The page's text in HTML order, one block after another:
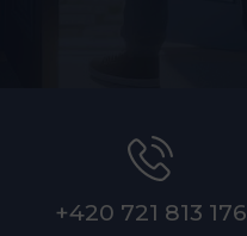
+420 721 813 176